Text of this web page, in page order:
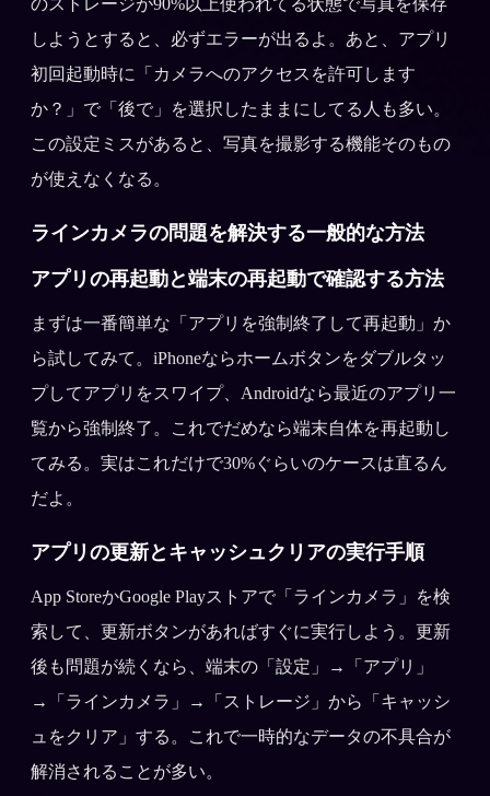
のストレージが90%以上使われてる状態で写真を保存
しようとすると、必ずエラーが出るよ。あと、アプリ
初回起動時に「カメラへのアクセスを許可します
か？」で「後で」を選択したままにしてる人も多い。
この設定ミスがあると、写真を撮影する機能そのもの
が使えなくなる。
ラインカメラの問題を解決する一般的な方法
アプリの再起動と端末の再起動で確認する方法
まずは一番簡単な「アプリを強制終了して再起動」か
ら試してみて。iPhoneならホームボタンをダブルタッ
プしてアプリをスワイプ、Androidなら最近のアプリ一
覧から強制終了。これでだめなら端末自体を再起動し
てみる。実はこれだけで30%ぐらいのケースは直るん
だよ。
アプリの更新とキャッシュクリアの実行手順
App StoreかGoogle Playストアで「ラインカメラ」を検
索して、更新ボタンがあればすぐに実行しよう。更新
後も問題が続くなら、端末の「設定」→「アプリ」
→「ラインカメラ」→「ストレージ」から「キャッシ
ュをクリア」する。これで一時的なデータの不具合が
解消されることが多い。